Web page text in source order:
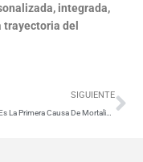
integrada,
trayectoria del
SIGUIENTE
El Cáncer Es La Primera Causa De Mortalidad En Chile